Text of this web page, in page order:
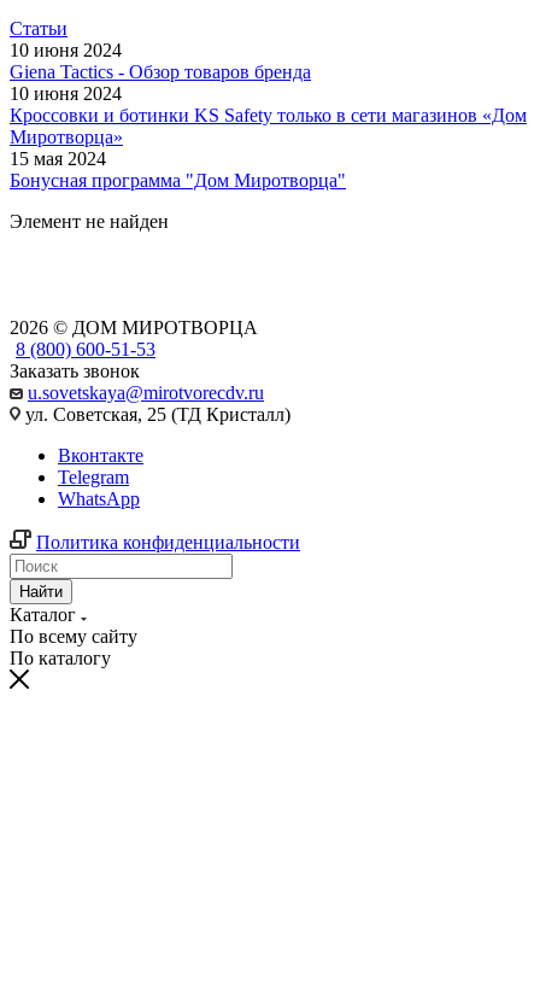
Статьи
10 июня 2024
Giena Tactics - Обзор товаров бренда
10 июня 2024
Кроссовки и ботинки KS Safety только в сети магазинов «Дом
Миротворца»
15 мая 2024
Бонусная программа "Дом Миротворца"
Элемент не найден
2026 © ДОМ МИРОТВОРЦА
8 (800) 600-51-53
Заказать звонок
u.sovetskaya@mirotvorecdv.ru
ул. Советская, 25 (ТД Кристалл)
Вконтакте
Telegram
WhatsApp
Политика конфиденциальности
Найти
Каталог
По всему сайту
По каталогу